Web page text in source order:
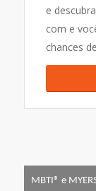
e
com e
chances
MBTI® e